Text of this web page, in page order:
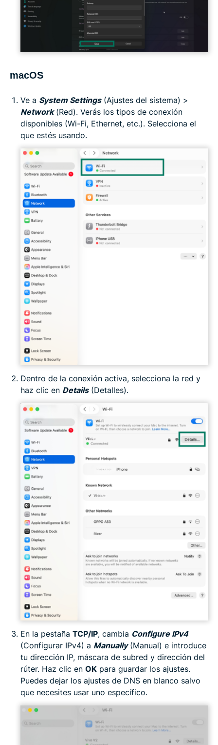
macOS
Ve a System Settings(Ajustes del sistema) >
Network(Red). Verás los tipos de conexión
disponibles (Wi-Fi, Ethernet, etc.). Selecciona el
que estés usando.
Dentro de la conexión activa, selecciona la red y
haz clic en Details(Detalles).
En la pestaña TCP/IP, cambia Configure IPv4
(Configurar IPv4) a Manually(Manual) e introduce
tu dirección IP, máscara de subred y dirección del
rúter. Haz clic en OK para guardar los ajustes.
Puedes dejar los ajustes de DNS en blanco salvo
que necesites usar uno específico.